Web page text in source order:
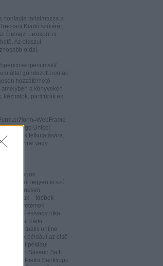
honlapja tartalmazza a
Kiadó szótárát,
Életrajzi Lexikont is.
Az olaszul
oldal.
opencms/it/
által gondozott honlap
hozzáférhető
a könyveken
kéziratok, partitúrák és
il Catalogo Unico)
annak felkutatására,
kézirat vagy
valóságos
századról legyen is szó.
ingyenesen
írónak – többek
egyetemek
kiadású és/vagy ritka
fiókkal bárki
saját virtuális online
például az első
is, mint például
Saverio Salfi
1853), Pietro Sanfilippo